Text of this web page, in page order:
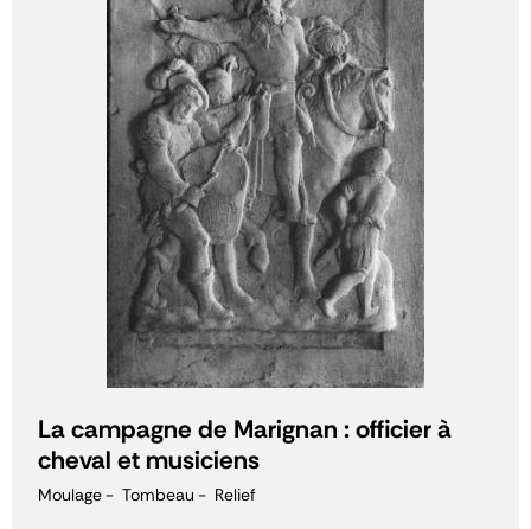
La campagne de Marignan : officier à
cheval et musiciens
Moulage Tombeau Relief